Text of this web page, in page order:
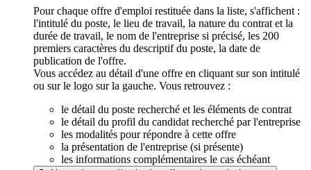
Pour chaque offre d'emploi restituée dans la liste, s'affichent :
l'intitulé du poste, le lieu de travail, la nature du contrat et la
durée de travail, le nom de l'entreprise si précisé, les 200
premiers caractères du descriptif du poste, la date de
publication de l'offre.
Vous accédez au détail d'une offre en cliquant sur son intitulé
ou sur le logo sur la gauche. Vous retrouvez :
le détail du poste recherché et les éléments de contrat
le détail du profil du candidat recherché par l'entreprise
les modalités pour répondre à cette offre
la présentation de l'entreprise (si présente)
les informations complémentaires le cas échéant